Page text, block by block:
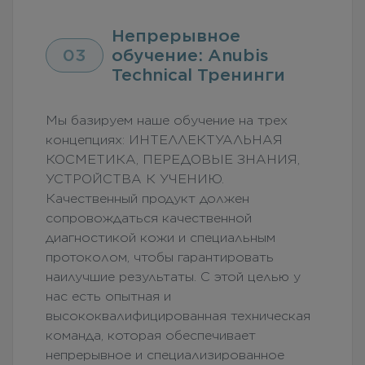
03
Непрерывное
обучение: Anubis
Technical Тренинги
Мы базируем наше обучение на трех
концепциях: ИНТЕЛЛЕКТУАЛЬНАЯ
КОСМЕТИКА, ПЕРЕДОВЫЕ ЗНАНИЯ,
УСТРОЙСТВА К УЧЕНИЮ.
Качественный продукт должен
сопровождаться качественной
диагностикой кожи и специальным
протоколом, чтобы гарантировать
наилучшие результаты. С этой целью у
нас есть опытная и
высококвалифицированная техническая
команда, которая обеспечивает
непрерывное и специализированное